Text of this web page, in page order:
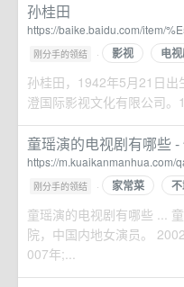
孙桂田
https://baike.baidu.com/item/
刚分手的领结 · 影视 电
孙桂田，1942年5月21日
澄国际影视文化有限公司
童瑶演的电视剧有哪些 -
https://m.kuaikanmanhua.com/
刚分手的领结 · 家常菜
童瑶演的电视剧有哪些 ...
院，中国内地女演员。
007年;...